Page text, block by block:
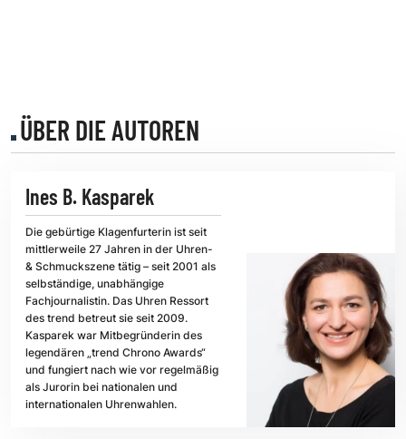
ÜBER DIE AUTOREN
Ines B. Kasparek
Die gebürtige Klagenfurterin ist seit
mittlerweile 27 Jahren in der Uhren-
& Schmuckszene tätig – seit 2001 als
selbständige, unabhängige
Fachjournalistin. Das Uhren Ressort
des trend betreut sie seit 2009.
Kasparek war Mitbegründerin des
legendären „trend Chrono Awards“
und fungiert nach wie vor regelmäßig
als Jurorin bei nationalen und
internationalen Uhrenwahlen.